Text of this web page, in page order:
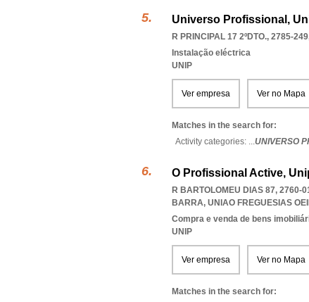
Universo Profissional,
R PRINCIPAL 17 2ºDTO., 2785-249
Instalação eléctrica
UNIP
Ver empresa Ver no Mapa
Matches in the search for:
Activity categories: ...UNIVERSO
O Profissional Active,
R BARTOLOMEU DIAS 87, 2760-
BARRA, UNIAO FREGUESIAS
Compra e venda de bens
UNIP
Ver empresa Ver no Mapa
Matches in the search for: